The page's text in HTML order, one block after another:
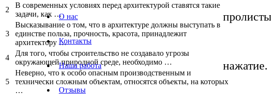
нажатие.
О нас
Контакты
Наша работа
Отзывы
2
В современных условиях перед архитектурой ставятся такие
задачи, как …
3
Высказывание о том, что в архитектуре должны выступать в
единстве польза, прочность, красота, принадлежит
архитектору …
4
Для того, чтобы строительство не создавало угрозы
окружающей природной среде, необходимо …
5
Неверно, что к особо опасным производственным и
технически сложным объектам, относятся объекты, на которых
…